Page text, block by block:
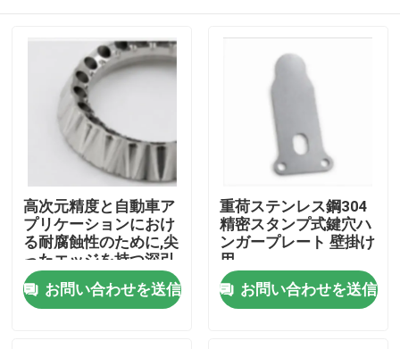
高次元精度と自動車ア
プリケーションにおけ
る耐腐蝕性のために,尖
ったエッジを持つ深引
きセンサーハウジング
お問い合わせを送信
重荷ステンレス鋼304
精密スタンプ式鍵穴ハ
ンガープレート 壁掛け
用
お問い合わせを送信